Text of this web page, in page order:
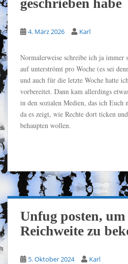
geschrieben habe
4. März 2026 Karl
Normalerweise schreibe ich ja
auf unterströmt pro Woche (es sei
und auch für die letzte Woche hatte
vorbereitet. Dann kam allerdings
in den sozialen Medien, das ich Euch
da es zeigt, wie Rechte dort ticken
behaupten wollen.
Unfug posten,
Reichweite zu
5. Oktober 2024 Karl